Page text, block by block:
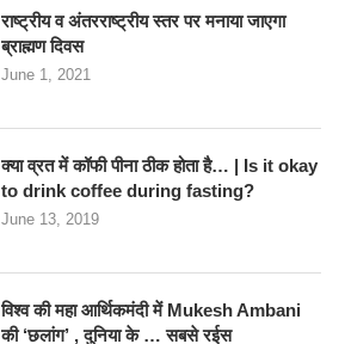
राष्ट्रीय व अंतरराष्ट्रीय स्तर पर मनाया जाएगा
ब्राह्मण दिवस
June 1, 2021
क्या व्रत में कॉफी पीना ठीक होता है… | Is it okay
to drink coffee during fasting?
June 13, 2019
विश्व की महा आर्थिकमंदी में Mukesh Ambani
की ‘छलांग’ , दुनिया के … सबसे रईस